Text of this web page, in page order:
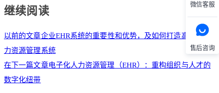
微信客服
售后咨询
继续阅读
以前的文章企业EHR系统的重要性和优势，及如何打造高效的人
力资源管理系统
在下一篇文章电子化人力资源管理（EHR）：重构组织与人才的
数字化纽带